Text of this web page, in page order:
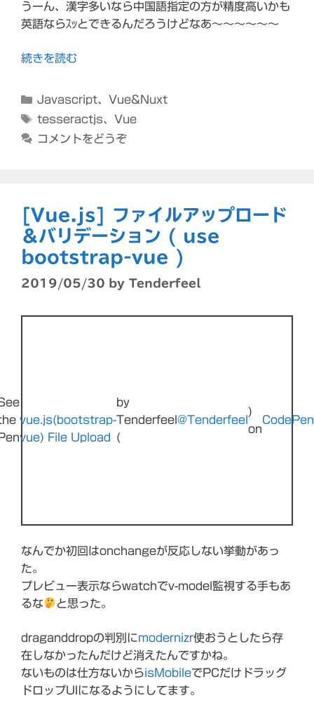
うーん、漢字多いなら中国語指定の方が精度高いかも
英語ならｽｯとできるんだろうけどなあ～～～～～～
続きを読む
カ
テ
Javascript、 Vue&Nuxt
タ
グ
tesseractjs、 Vue
コメントをどうぞ
[Vue.js] ファイルアップロード
＆バリデーション ( use
bootstrap-vue )
2019/05/30 by Tenderfeel
vue.js(bootstrap-
vue) File Upload
by
Tenderfeel
(
@Tenderfeel
)
on
CodePen
なんでか初回はonchangeが反応しない挙動があっ
た。
プレビュー表示ならwatchでv-model監視する手もあ
るな
と思った。
draganddropの判別にmodernizr使おうとしたら存
在しなかったんだけど消えたんですかね。
ないものは仕方ないからisMobileでPCだけドラッグ
ドロップUIになるようにしてます。